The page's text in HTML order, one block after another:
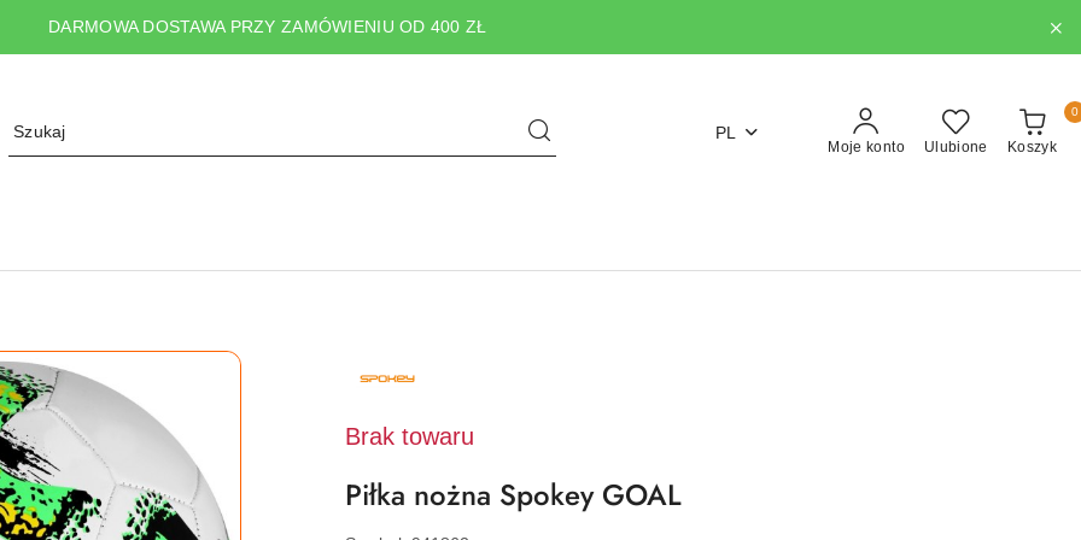
DARMOWA DOSTAWA PRZY ZAMÓWIENIU OD 400 ZŁ
PL
Moje konto Ulubione Koszyk
0
PRODUCENTA:
Brak towaru
Piłka nożna Spokey GOAL